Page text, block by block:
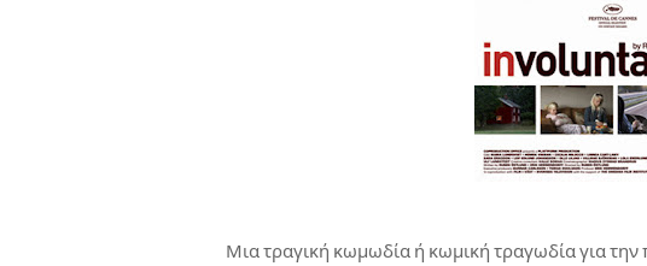
Μια τραγική κωμωδία ή κωμική τραγωδία για την